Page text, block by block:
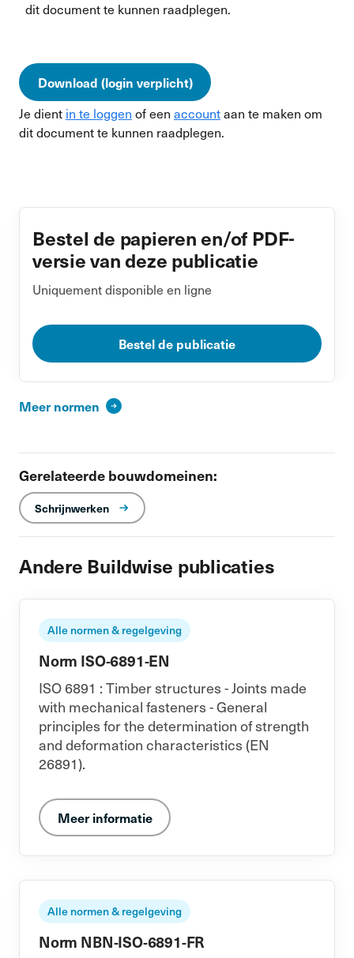
dit document te kunnen raadplegen.
Download (login verplicht)
Je dient in te loggen of een accountaan te maken om
dit document te kunnen raadplegen.
Bestel de papieren en/of PDF-
versie van deze publicatie
Uniquement disponible en ligne
Bestel de publicatie
Meer normen
Gerelateerde bouwdomeinen:
Schrijnwerken
Andere Buildwise publicaties
Alle normen & regelgeving
Norm ISO-6891-EN
ISO 6891 : Timber structures - Joints made
with mechanical fasteners - General
principles for the determination of strength
and deformation characteristics (EN
26891).
Meer informatie
Alle normen & regelgeving
Norm NBN-ISO-6891-FR